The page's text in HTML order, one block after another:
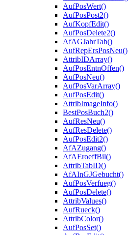
AufPosWert()
AufPosPost2()
AufKopfEdit()
AufPosDelete2()
AfAGJahrTab()
AufRepErsPosNeu()
AttribIDArray()
AufPosEntnOffen()
AufPosNeu()
AufPosVarArray()
AufPosEdit()
AttribImageInfo()
BestPosBuch2()
AufResNeu()
AufResDelete()
AufPosEdit2()
AfAZugang()
AfAEroeffBil()
AttribTabID()
AfAInGJGebucht()
AufPosVerfueg()
AufPosDelete()
AttribValues()
AufRueck()
AttribColor()
AufPosSet()